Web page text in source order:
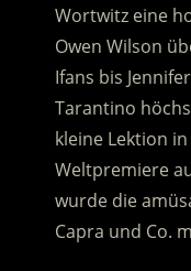
Wortwitz eine
Owen Wilson
Ifans bis
Tarantino
kleine Lektion
Weltpremiere
wurde die
Capra und Co.